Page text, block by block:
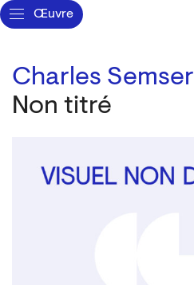
Œuvre
Charles Semser
Non titré